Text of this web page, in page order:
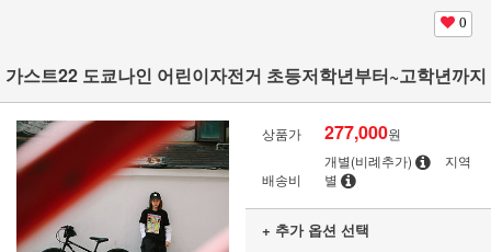
0
가스트22 도쿄나인 어린이자전거 초등저학년부터~고학년까지
상품가 277,000원
배송비
개별(비례추가)
지역
별
+ 추가 옵션 선택